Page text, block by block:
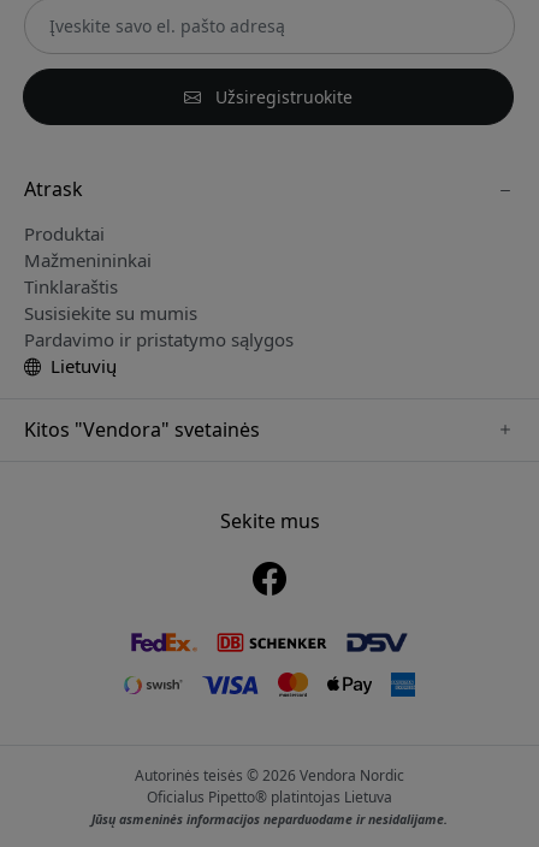
Užsiregistruokite
Atrask
Produktai
Mažmenininkai
Tinklaraštis
Susisiekite su mumis
Pardavimo ir pristatymo sąlygos
Lietuvių
Kitos "Vendora" svetainės
www.myfirst.se
Sekite mus
Autorinės teisės © 2026 Vendora Nordic
Oficialus Pipetto® platintojas Lietuva
Jūsų asmeninės informacijos neparduodame ir nesidalijame.